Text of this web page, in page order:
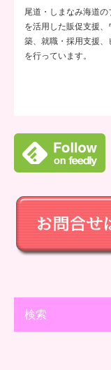
尾道・しまなみ海道
を活用した販促支援
築、就職・採用支援
を行っています。
検索